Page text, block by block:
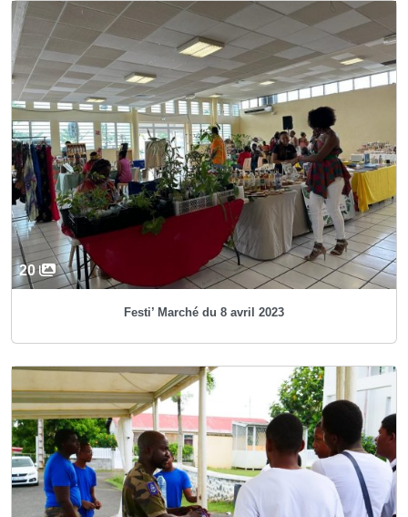
20
Festi’ Marché du 8 avril 2023